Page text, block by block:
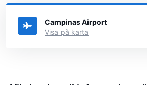
där du kan välja i vilken stad i Brasilien
Campinas Airport
Visa på karta